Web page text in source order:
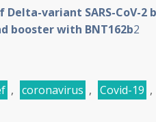
Delta-variant SARS-CoV-
booster with BNT162b2
, coronavirus , Covid-19 ,